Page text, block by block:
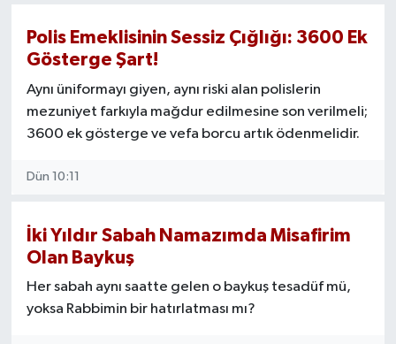
Polis Emeklisinin Sessiz Çığlığı: 3600 Ek
Gösterge Şart!
Aynı üniformayı giyen, aynı riski alan polislerin
mezuniyet farkıyla mağdur edilmesine son verilmeli;
3600 ek gösterge ve vefa borcu artık ödenmelidir.
Dün 10:11
İki Yıldır Sabah Namazımda Misafirim
Olan Baykuş
Her sabah aynı saatte gelen o baykuş tesadüf mü,
yoksa Rabbimin bir hatırlatması mı?
Sağlık
Siyaset
Spor
Yaşam
Gizlilik Sözleşmesi
İletişim